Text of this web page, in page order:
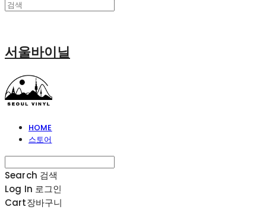
서울바이닐
HOME
스토어
Search 검색
Log In 로그인
Cart장바구니